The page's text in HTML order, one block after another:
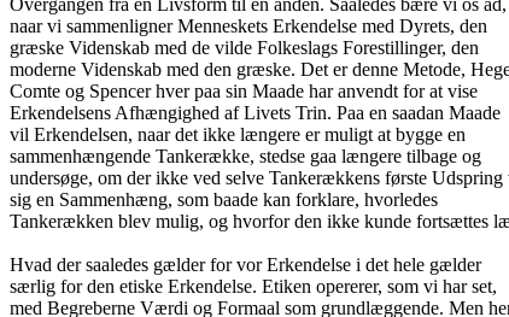
Overgangen fra en Livsform til en anden. Saaledes bære vi os ad,
naar vi sammenligner Menneskets Erkendelse med Dyrets, den
græske Videnskab med de vilde Folkeslags Forestillinger, den
moderne Videnskab med den græske. Det er denne Metode,
Comte og Spencer hver paa sin Maade har anvendt for at vise
Erkendelsens Afhængighed af Livets Trin. Paa en saadan Maade
vil Erkendelsen, naar det ikke længere er muligt at bygge en
sammenhængende Tankerække, stedse gaa længere tilbage og
undersøge, om der ikke ved selve Tankerækkens første Udspring
sig en Sammenhæng, som baade kan forklare, hvorledes
Tankerækken blev mulig, og hvorfor den ikke kunde fortsættes
Hvad der saaledes gælder for vor Erkendelse i det hele gælder
særlig for den etiske Erkendelse. Etiken opererer, som vi har set,
med Begreberne Værdi og Formaal som grundlæggende. Men